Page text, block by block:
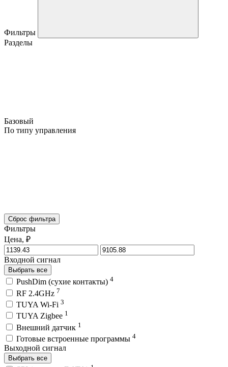
Фильтры
Разделы
Базовый
По типу управления
Сброс фильтра
Фильтры
Цена, ₽
Входной сигнал
Выбрать все
PushDim (сухие контакты) 4
RF 2.4GHz 7
TUYA Wi-Fi 3
TUYA Zigbee 1
Внешний датчик 1
Готовые встроенные программы 4
Выходной сигнал
Выбрать все